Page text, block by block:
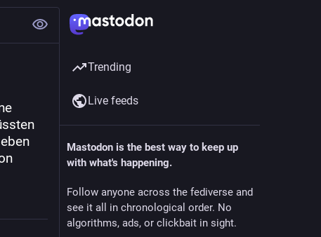
Trending
Live feeds
Mastodon is the best way to keep up
with what's happening.
Follow anyone across the fediverse and
see it all in chronological order. No
algorithms, ads, or clickbait in sight.